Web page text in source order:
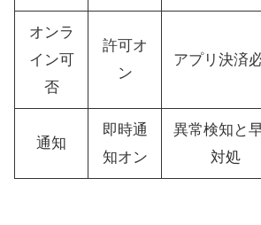
オンラ
イン可
否
許可オ
ン
アプリ決済
通知
即時通
知オン
異常検知と
対処